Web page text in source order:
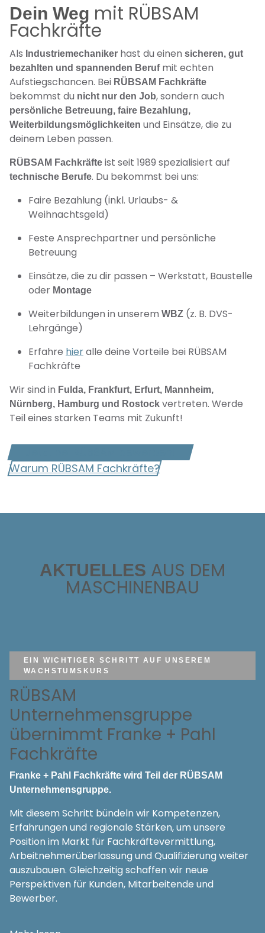
Dein Weg mit RÜBSAM
Fachkräfte
Als Industriemechaniker hast du einen sicheren, gut
bezahlten und spannenden Berufmit echten
Aufstiegschancen. Bei RÜBSAM Fachkräfte
bekommst du nicht nur den Job, sondern auch
persönliche Betreuung, faire Bezahlung,
Weiterbildungsmöglichkeiten und Einsätze, die zu
deinem Leben passen.
RÜBSAM Fachkräfte ist seit 1989 spezialisiert auf
technische Berufe. Du bekommst bei uns:
Faire Bezahlung (inkl. Urlaubs- &
Weihnachtsgeld)
Feste Ansprechpartner und persönliche
Betreuung
Einsätze, die zu dir passen – Werkstatt, Baustelle
oder Montage
Weiterbildungen in unserem WBZ (z. B. DVS-
Lehrgänge)
Erfahre hieralle deine Vorteile bei RÜBSAM
Fachkräfte
Wir sind in Fulda, Frankfurt, Erfurt, Mannheim,
Nürnberg, Hamburg und Rostock vertreten. Werde
Teil eines starken Teams mit Zukunft!
Warum RÜBSAM Fachkräfte?
AKTUELLES AUS DEM
MASCHINENBAU
EIN WICHTIGER SCHRITT AUF UNSEREM
WACHSTUMSKURS
RÜBSAM
Unternehmensgruppe
übernimmt Franke + Pahl
Fachkräfte
Franke + Pahl Fachkräfte wird Teil der RÜBSAM
Unternehmensgruppe.
Mit diesem Schritt bündeln wir Kompetenzen,
Erfahrungen und regionale Stärken, um unsere
Position im Markt für Fachkräftevermittlung,
Arbeitnehmerüberlassung und Qualifizierung weiter
auszubauen. Gleichzeitig schaffen wir neue
Perspektiven für Kunden, Mitarbeitende und
Bewerber.